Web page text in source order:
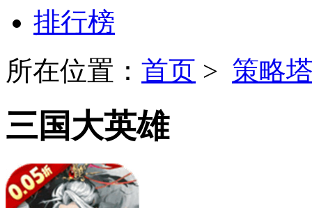
排行榜
所在位置： 首页 > 策略
三国大英雄